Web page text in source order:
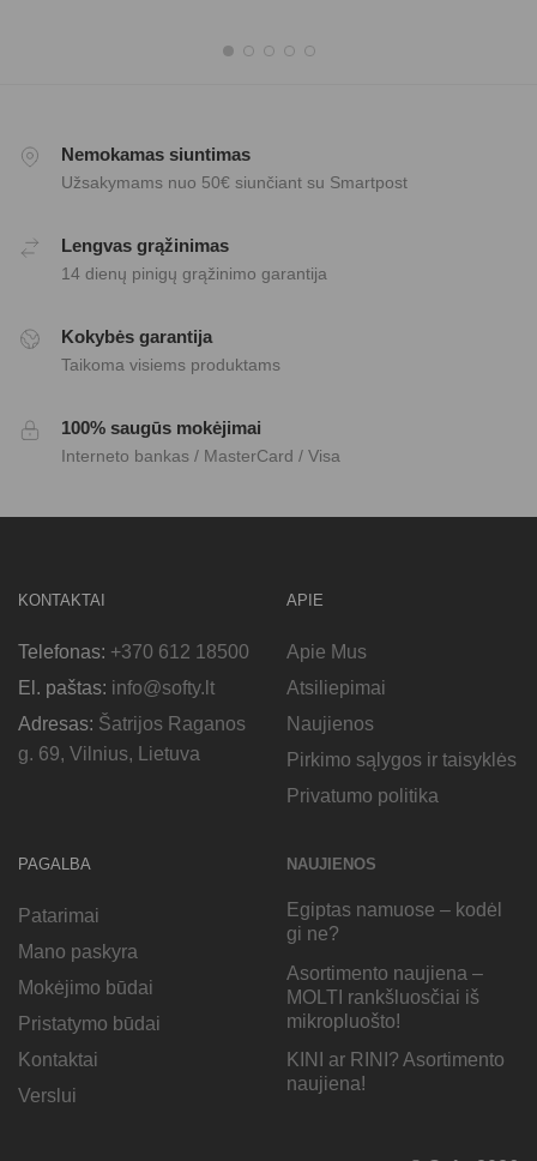
Nemokamas siuntimas
Užsakymams nuo 50€ siunčiant su Smartpost
Lengvas grąžinimas
14 dienų pinigų grąžinimo garantija
Kokybės garantija
Taikoma visiems produktams
100% saugūs mokėjimai
Interneto bankas / MasterCard / Visa
KONTAKTAI
Telefonas: +370 612 18500
El. paštas: info@softy.lt
Adresas: Šatrijos Raganos
g. 69, Vilnius, Lietuva
APIE
Apie Mus
Atsiliepimai
Naujienos
Pirkimo sąlygos ir taisyklės
Privatumo politika
PAGALBA
Patarimai
Mano paskyra
Mokėjimo būdai
Pristatymo būdai
Kontaktai
Verslui
NAUJIENOS
Egiptas namuose – kodėl
gi ne?
Asortimento naujiena –
MOLTI rankšluosčiai iš
mikropluošto!
KINI ar RINI? Asortimento
naujiena!